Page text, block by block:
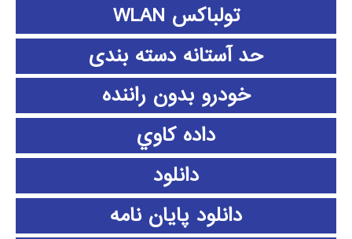
تولباکس WLAN
حد آستانه دسته بندی
خودرو بدون راننده
داده كاوي
دانلود
دانلود پايان نامه